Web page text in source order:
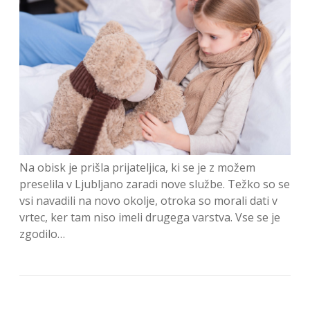
Na obisk je prišla prijateljica, ki se je z možem
preselila v Ljubljano zaradi nove službe. Težko so se
vsi navadili na novo okolje, otroka so morali dati v
vrtec, ker tam niso imeli drugega varstva. Vse se je
zgodilo…